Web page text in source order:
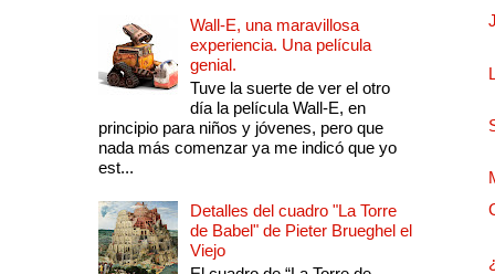
Wall-E, una maravillosa
experiencia. Una película
genial.
Tuve la suerte de ver el otro
día la película Wall-E, en
principio para niños y jóvenes, pero que
nada más comenzar ya me indicó que yo
est...
Detalles del cuadro "La Torre
de Babel" de Pieter Brueghel el
Viejo